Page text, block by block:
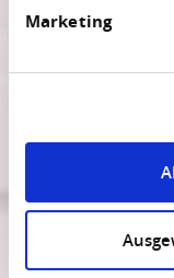
Marketing